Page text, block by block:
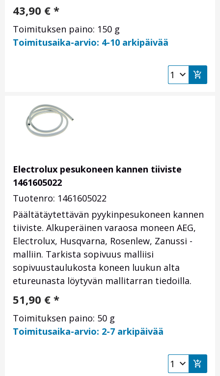
43,90 € *
Toimituksen paino: 150 g
Toimitusaika-arvio: 4-10 arkipäivää
Electrolux pesukoneen kannen tiiviste
1461605022
Tuotenro: 1461605022
Päältätäytettävän pyykinpesukoneen kannen
tiiviste. Alkuperäinen varaosa moneen AEG,
Electrolux, Husqvarna, Rosenlew, Zanussi -
malliin. Tarkista sopivuus malliisi
sopivuustaulukosta koneen luukun alta
etureunasta löytyvän mallitarran tiedoilla.
51,90 € *
Toimituksen paino: 50 g
Toimitusaika-arvio: 2-7 arkipäivää